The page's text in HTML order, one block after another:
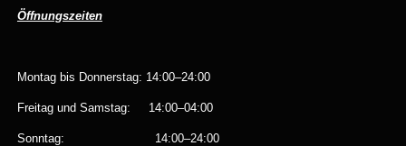
Öffnungszeiten
Montag bis Donnerstag: 14:00–24:00
Freitag und Samstag: 14:00–04:00
Sonntag: 14:00–24:00